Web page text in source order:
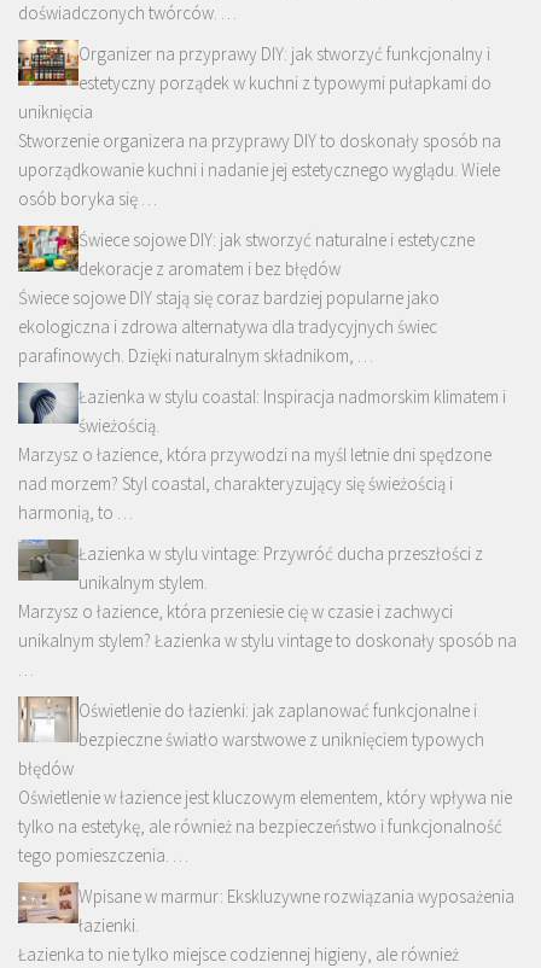
doświadczonych twórców. …
Organizer na przyprawy DIY: jak stworzyć funkcjonalny i
estetyczny porządek w kuchni z typowymi pułapkami do
uniknięcia
Stworzenie organizera na przyprawy DIY to doskonały sposób na
uporządkowanie kuchni i nadanie jej estetycznego wyglądu. Wiele
osób boryka się …
Świece sojowe DIY: jak stworzyć naturalne i estetyczne
dekoracje z aromatem i bez błędów
Świece sojowe DIY stają się coraz bardziej popularne jako
ekologiczna i zdrowa alternatywa dla tradycyjnych świec
parafinowych. Dzięki naturalnym składnikom, …
Łazienka w stylu coastal: Inspiracja nadmorskim klimatem i
świeżością.
Marzysz o łazience, która przywodzi na myśl letnie dni spędzone
nad morzem? Styl coastal, charakteryzujący się świeżością i
harmonią, to …
Łazienka w stylu vintage: Przywróć ducha przeszłości z
unikalnym stylem.
Marzysz o łazience, która przeniesie cię w czasie i zachwyci
unikalnym stylem? Łazienka w stylu vintage to doskonały sposób na
…
Oświetlenie do łazienki: jak zaplanować funkcjonalne i
bezpieczne światło warstwowe z uniknięciem typowych
błędów
Oświetlenie w łazience jest kluczowym elementem, który wpływa nie
tylko na estetykę, ale również na bezpieczeństwo i funkcjonalność
tego pomieszczenia. …
Wpisane w marmur: Ekskluzywne rozwiązania wyposażenia
łazienki.
Łazienka to nie tylko miejsce codziennej higieny, ale również